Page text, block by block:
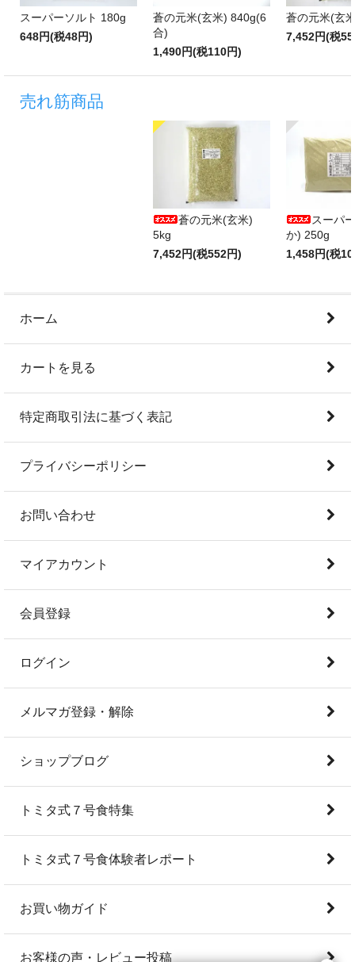
スーパーソルト 180g
648円(税48円)
蒼の元米(玄米) 840g(6
合)
1,490円(税110円)
蒼の元米(玄
7,452円(税
売れ筋商品
蒼の元米(玄米)
5kg
7,452円(税552円)
スーパ
か) 250g
1,458円(税
ホーム
カートを見る
特定商取引法に基づく表記
プライバシーポリシー
お問い合わせ
マイアカウント
会員登録
ログイン
メルマガ登録・解除
ショップブログ
トミタ式７号食特集
トミタ式７号食体験者レポート
お買い物ガイド
お客様の声・レビュー投稿